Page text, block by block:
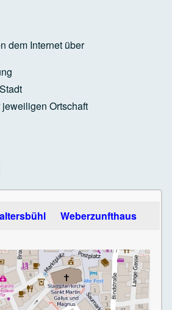
dem Internet über
Ortschaft
navigate between tabsWeberzunfthaus